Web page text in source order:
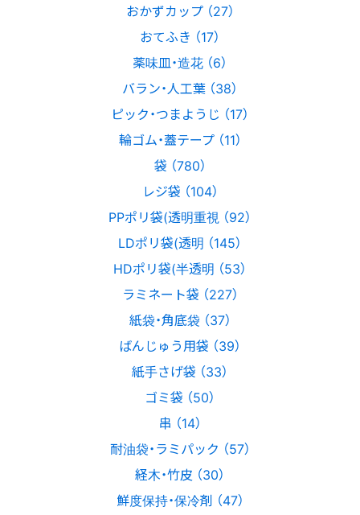
おかずカップ （27）
おてふき （17）
薬味皿・造花 （6）
バラン・人工葉 （38）
ピック・つまようじ （17）
輪ゴム・蓋テープ （11）
袋 （780）
レジ袋 （104）
PPポリ袋(透明重視 （92）
LDポリ袋(透明 （145）
HDポリ袋(半透明 （53）
ラミネート袋 （227）
紙袋・角底袋 （37）
ばんじゅう用袋 （39）
紙手さげ袋 （33）
ゴミ袋 （50）
串 （14）
耐油袋・ラミパック （57）
経木・竹皮 （30）
鮮度保持・保冷剤 （47）